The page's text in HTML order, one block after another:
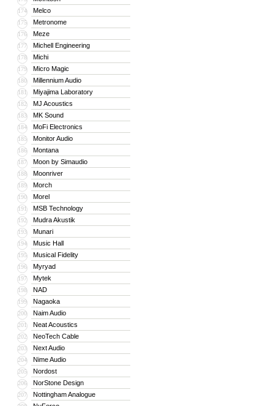
174 Melco
175 Metronome
176 Meze
177 Michell Engineering
178 Michi
179 Micro Magic
180 Millennium Audio
181 Miyajima Laboratory
182 MJ Acoustics
183 MK Sound
184 MoFi Electronics
185 Monitor Audio
186 Montana
187 Moon by Simaudio
188 Moonriver
189 Morch
190 Morel
191 MSB Technology
192 Mudra Akustik
193 Munari
194 Music Hall
195 Musical Fidelity
196 Myryad
197 Mytek
198 NAD
199 Nagaoka
200 Naim Audio
201 Neat Acoustics
202 NeoTech Cable
203 Next Audio
204 Nime Audio
205 Nordost
206 NorStone Design
207 Nottingham Analogue